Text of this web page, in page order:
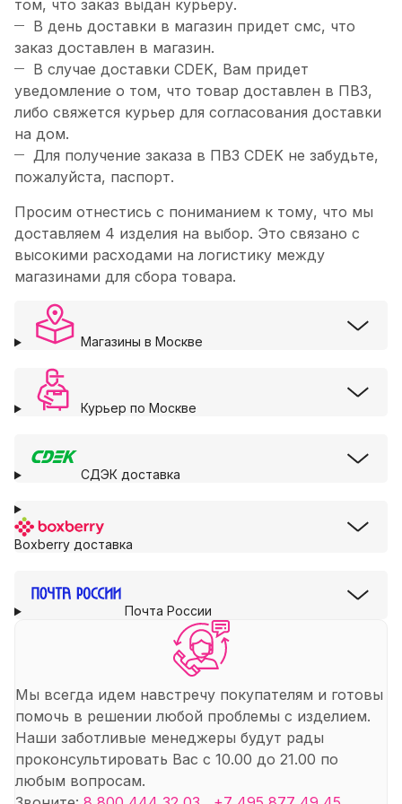
том, что заказ выдан курьеру.
В день доставки в магазин придет смс, что
заказ доставлен в магазин.
В случае доставки CDEK, Вам придет
уведомление о том, что товар доставлен в ПВЗ,
либо свяжется курьер для согласования доставки
на дом.
Для получение заказа в ПВЗ CDEK не забудьте,
пожалуйста, паспорт.
Просим отнестись с пониманием к тому, что мы
доставляем 4 изделия на выбор. Это связано с
высокими расходами на логистику между
магазинами для сбора товара.
Магазины в Москве
Курьер по Москве
СДЭК доставка
Boxberry доставка
Почта России
Мы всегда идем навстречу покупателям и готовы
помочь в решении любой проблемы с изделием.
Наши заботливые менеджеры будут рады
проконсультировать Вас с 10.00 до 21.00 по
любым вопросам.